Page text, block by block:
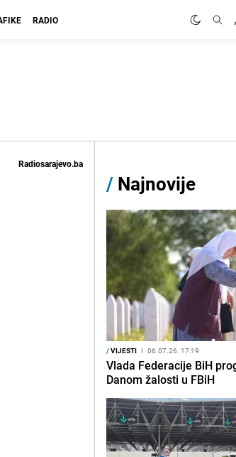
RADIO
Radiosarajevo.ba
/ Najnovije
/VIJESTI I 06.07.26. 17:19
Vlada Federacije BiH
Danom žalosti u FBiH